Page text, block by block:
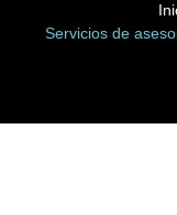
Servicios de